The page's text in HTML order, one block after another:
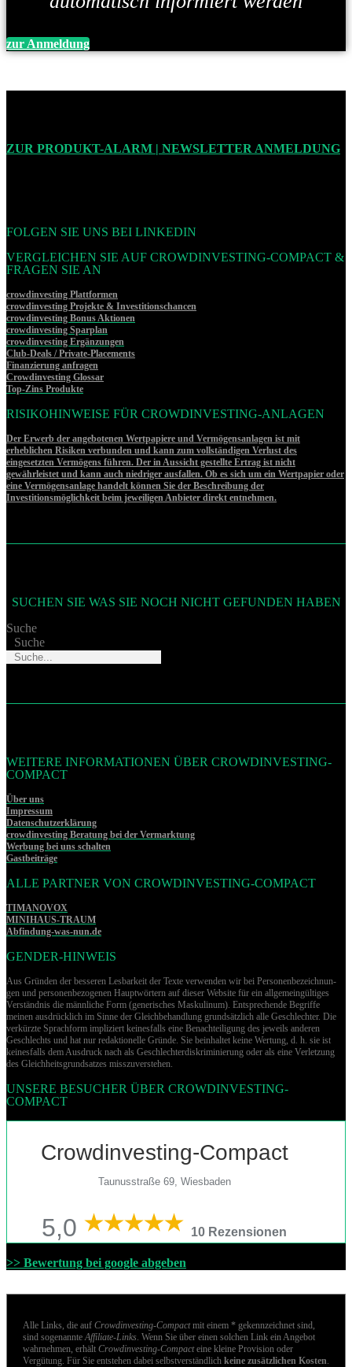
zur Anmeldung
ZUR PRODUKT-ALARM | NEWSLETTER ANMELDUNG
FOLGEN SIE UNS BEI LINKEDIN
VERGLEICHEN SIE AUF CROWDINVESTING-COMPACT &
FRAGEN SIE AN
crowdinvesting Plattformen
crowdinvesting Projekte & Investitionschancen
crowdinvesting Bonus Aktionen
crowdinvesting Sparplan
crowdinvesting Ergänzungen
Club-Deals / Private-Placements
Finanzierung anfragen
Crowdinvesting Glossar
Top-Zins Produkte
RISIKOHINWEISE FÜR CROWDINVESTING-ANLAGEN
Der Erwerb der angebotenen Wertpapiere und Vermögensanlagen ist mit
erheblichen Risiken verbunden und kann zum vollständigen Verlust des
eingesetzten Vermögens führen. Der in Aussicht gestellte Ertrag ist nicht
gewährleistet und kann auch niedriger ausfallen. Ob es sich um ein Wertpapier oder
eine Vermögensanlage handelt können Sie der Beschreibung der
Investitionsmöglichkeit beim jeweiligen Anbieter direkt entnehmen.
SUCHEN SIE WAS SIE NOCH NICHT GEFUNDEN HABEN
Suche
Suche
WEITERE INFORMATIONEN ÜBER CROWDINVESTING-
COMPACT
Über uns
Impressum
Datenschutzerklärung
crowdinvesting Beratung bei der Vermarktung
Werbung bei uns schalten
Gastbeiträge
ALLE PARTNER VON CROWDINVESTING-COMPACT
TIMANOVOX
MINIHAUS-TRAUM
Abfindung-was-nun.de
GENDER-HINWEIS
Aus Gründen der besseren Lesbarkeit der Texte verwenden wir bei Per­so­nen­be­zeich­nun­
gen und per­so­nen­be­zo­ge­nen Hauptwörtern auf dieser Website für ein allgemeingültiges
Verständnis die männliche Form (generisches Maskulinum). Entsprechende Begriffe
meinen ausdrücklich im Sinne der Gleichbehandlung grund­sätz­lich alle Geschlechter. Die
verkürzte Sprachform impliziert keinesfalls eine Benachteiligung des jeweils anderen
Geschlechts und hat nur redaktionelle Gründe. Sie beinhaltet keine Wertung, d. h. sie ist
keinesfalls dem Ausdruck nach als Geschlechterdiskriminierung oder als eine Verletzung
des Gleich­heits­grund­sat­zes misszuverstehen.
UNSERE BESUCHER ÜBER CROWDINVESTING-
COMPACT
Crowdinvesting-Compact
Taunusstraße 69, Wiesbaden
5,0 10 Rezensionen
>> Bewertung bei google abgeben
Alle Links, die auf Crowdinvesting-Compactmit einem * gekennzeichnet sind,
sind sogenannteAffiliate-Links. Wenn Sie über einen solchen Link ein Angebot
wahrnehmen, erhält Crowdinvesting-Compacteine kleine Provision oder
Vergütung. Für Sie entstehen dabei selbstverständlich keine zusätzlichen Kosten.